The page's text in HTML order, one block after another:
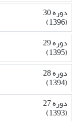
دوره 30
(1396)
دوره 29
(1395)
دوره 28
(1394)
دوره 27
(1393)